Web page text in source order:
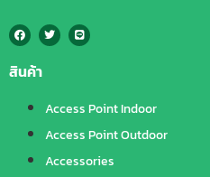
สินค้า
Access Point Indoor
Access Point Outdoor
Accessories